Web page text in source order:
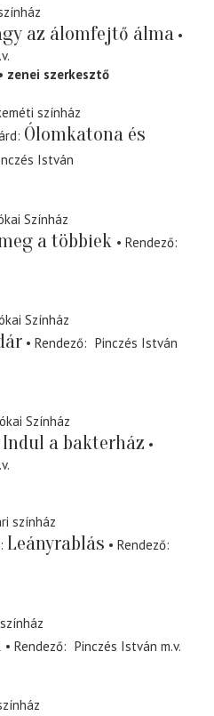
az álomfejtő álma
zenei szerkesztő
színház
Ólomkatona és
István
Színház
a többiek
Rendező
Színház
Rendező
Pinczés István
Színház
Indul a bakterház
színház
Leányrablás
Rendező
Rendező Pinczés István m.v.